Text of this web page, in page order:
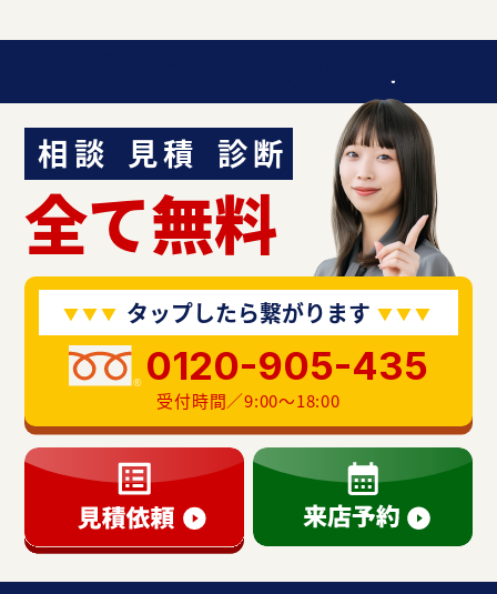
迷ったら聞いてみよう！
相談 見積 診断
全て無料
タップしたら繋がります
0120-905-435
受付時間／9:00〜18:00